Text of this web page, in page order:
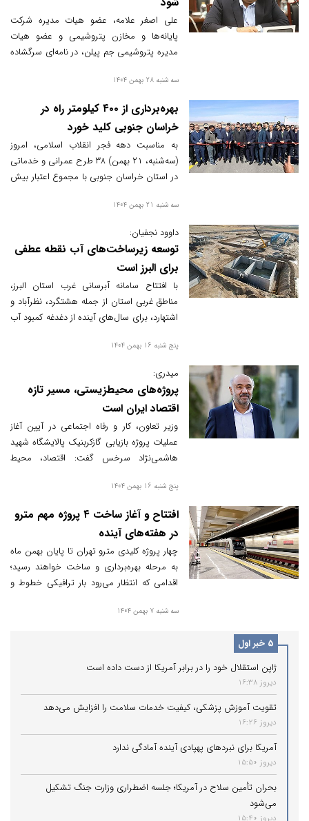
علی اصغر علامه، عضو هیات مدیره شرکت
پایانه‌ها و مخازن پتروشیمی و عضو هیات
مدیره پتروشیمی جم پیلن، در نامه‌ای سرگشاده
احداث باند دوم محور مواصلاتی جم به فیروزآباد
عنوان یک مطالبه ملی شد.
سه شنبه 28 بهمن 1404
بهره‌برداری از ۴۰۰ کیلومتر راه در
خراسان جنوبی کلید خورد
به مناسبت دهه فجر انقلاب اسلامی، امروز
(سه‌شنبه، ۲۱ بهمن) ۳۸ طرح عمرانی و خدماتی
در استان خراسان جنوبی با مجموع اعتبار بیش
طرح‌هایی که از حوزه راه‌سازی و مسکن تا
جهش توسعه در شرق کشور محسوب می‌شود.
سه شنبه 21 بهمن 1404
داوود نجفیان:
توسعه زیرساخت‌های آب نقطه عطفی
برای البرز است
با افتتاح سامانه آبرسانی غرب استان البرز،
مناطق غربی استان از جمله هشتگرد، نظرآباد و
اشتهارد، برای سال‌های آینده از دغدغه کمبود آب
تخصیص ۵۵ میلیون مترمکعب آب جدید و
فراهم می‌کند.
پنج شنبه 16 بهمن 1404
میدری:
پروژه‌های محیط‌زیستی، مسیر تازه
اقتصاد ایران است
وزیر تعاون، کار و رفاه اجتماعی در آیین آغاز
عملیات پروژه بازیابی گازکربنیک پالایشگاه شهید
هاشمی‌نژاد سرخس گفت: اقتصاد، محیط
سیاست‌های کلیدی دولت هستند؛ اصلاح
را کاهش دهد و زمینه اشتغال‌زایی را فراهم کند.
پنج شنبه 16 بهمن 1404
افتتاح و آغاز ساخت ۴ پروژه مهم مترو
در هفته‌های آینده
چهار پروژه کلیدی مترو تهران تا پایان بهمن ماه
به مرحله بهره‌برداری و ساخت خواهند رسید؛
اقدامی که انتظار می‌رود بار ترافیکی خطوط و
پایتخت را سرعت بخشد.
سه شنبه 7 بهمن 1404
5 خبر اول
ژاپن استقلال خود را در برابر آمریکا از دست داده است
دیروز 16:38
تقویت آموزش پزشکی، کیفیت خدمات سلامت را افزایش می‌دهد
دیروز 16:26
آمریکا برای نبردهای پهپادی آینده آمادگی ندارد
دیروز 15:50
بحران تأمین سلاح در آمریکا؛ جلسه اضطراری وزارت جنگ تشکیل
می‌شود
دیروز 15:40